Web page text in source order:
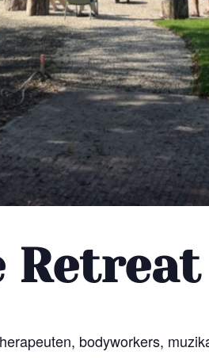
Retreat
bodyworkers,